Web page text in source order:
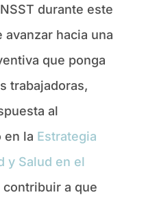
durante este
hacia una
que ponga
trabajadoras,
al
en la Estrategia
y Salud en el
a que